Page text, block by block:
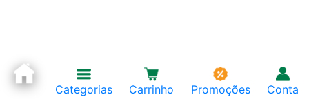
Categorias Carrinho Promoções
Conta